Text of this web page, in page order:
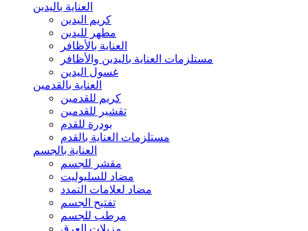
العناية باليدين
كريم اليدين
مطهر لليدين
العناية بالأظافر
مستلزمات العناية باليدين والأظافر
غسول اليدين
العناية بالقدمين
كريم للقدمين
تقشير للقدمين
بودرة للقدم
مستلزمات العناية بالقدم
العناية بالجسم
مقشر للجسم
مضاد للسليوليت
مضاد لعلامات التمدد
تفتيح الجسم
مرطب للجسم
مزيلات العرق